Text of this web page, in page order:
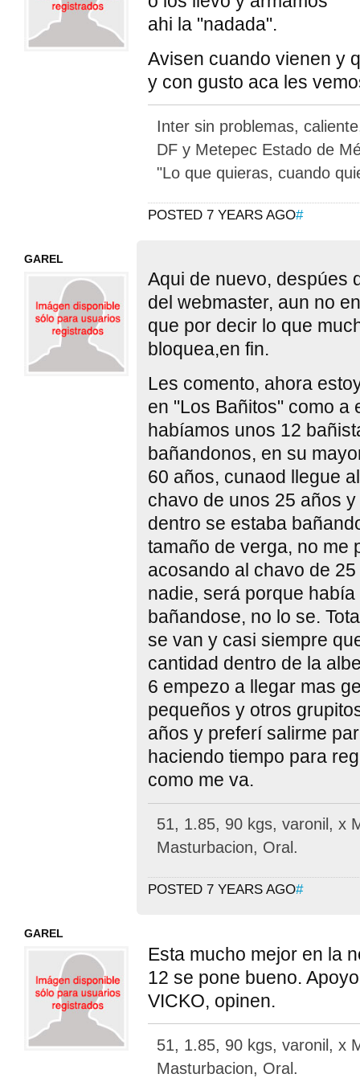
ahi la "nadada".
Avisen cuando vienen y
y con gusto aca les
Inter sin problemas,
DF y Metepec Estado de
"Lo que quieras, cuando
POSTED 7 YEARS AGO#
GAREL
Aqui de nuevo, despúes
del webmaster, aun no
que por decir lo que
bloquea,en fin.
Les comento, ahora
en "Los Bañitos" como a
habíamos unos 12
bañandonos, en su
60 años, cunaod llegue
chavo de unos 25 años
dentro se estaba
tamaño de verga, no me
acosando al chavo de
nadie, será porque
bañandose, no lo se.
se van y casi siempre
cantidad dentro de la
6 empezo a llegar mas
pequeños y otros
años y preferí salirme
haciendo tiempo para
como me va.
51, 1.85, 90 kgs, varonil, x
Masturbacion, Oral.
POSTED 7 YEARS AGO#
GAREL
Esta mucho mejor en la
12 se pone bueno.
VICKO, opinen.
51, 1.85, 90 kgs, varonil, x
Masturbacion, Oral.